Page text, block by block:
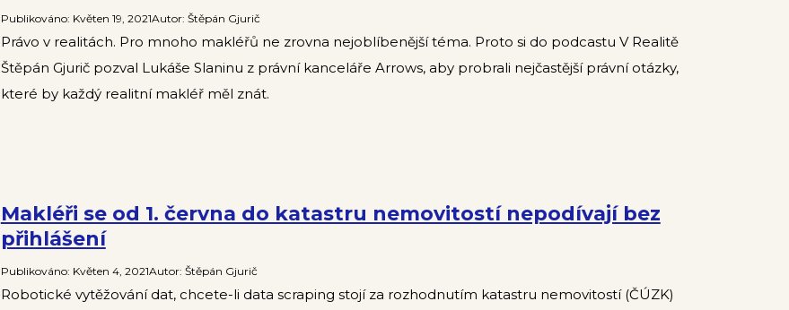
Publikováno: Květen 19, 2021Autor: Štěpán Gjurič
Právo v realitách. Pro mnoho makléřů ne zrovna nejoblíbenější téma. Proto si do podcastu V Realitě
Štěpán Gjurič pozval Lukáše Slaninu z právní kanceláře Arrows, aby probrali nejčastější právní otázky,
které by každý realitní makléř měl znát.
Makléři se od 1. června do katastru nemovitostí nepodívají bez
přihlášení
Publikováno: Květen 4, 2021Autor: Štěpán Gjurič
Robotické vytěžování dat, chcete-li data scraping stojí za rozhodnutím katastru nemovitostí (ČÚZK)